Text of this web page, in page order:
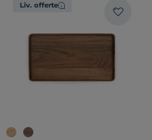
Liv. offerte